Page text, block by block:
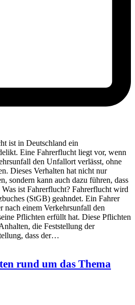
ist in Deutschland ein
Eine Fahrerflucht liegt vor, wenn
den Unfallort verlässt, ohne
Dieses Verhalten hat nicht nur
sondern kann auch dazu führen, dass
ist Fahrerflucht? Fahrerflucht wird
(StGB) geahndet. Ein Fahrer
nach einem Verkehrsunfall den
Pflichten erfüllt hat. Diese Pflichten
die Feststellung der
dass der…
rund um das Thema